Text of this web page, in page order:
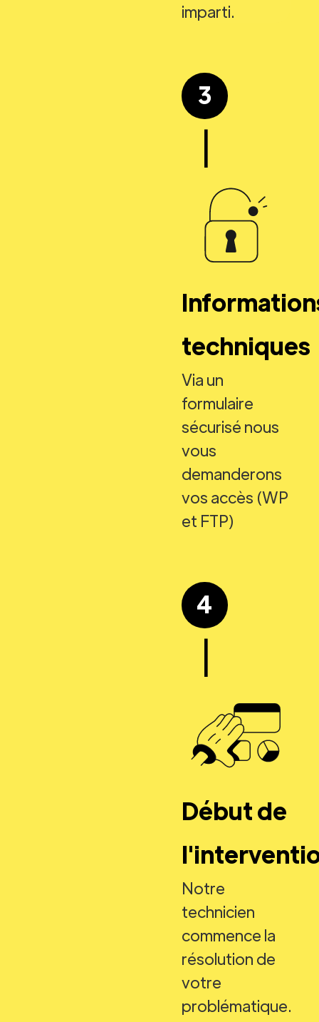
imparti.
3
|
techniques
Via un
formulaire
sécurisé nous
vous
demanderons
vos accès (WP
et FTP)
4
|
Début de
Notre
technicien
commence la
résolution de
votre
problématique.